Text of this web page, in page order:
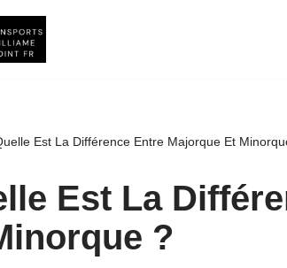
Est La Différence Entre Majorque Et
Est La
?